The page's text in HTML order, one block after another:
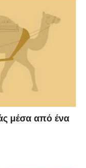
μέσα από ένα